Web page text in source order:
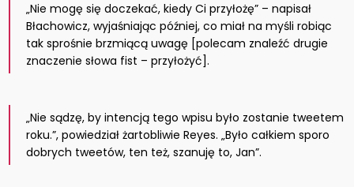
„Nie mogę się doczekać, kiedy Ci przyłożę” – napisał
Błachowicz, wyjaśniającpóźniej, co miał na myśli robiąc
tak sprośnie brzmiącą uwagę [polecam znaleźć drugie
znaczenie słowa fist – przyłożyć].
„Nie sądzę, by intencją tego wpisu było zostanie tweetem
roku.”, powiedział żartobliwie Reyes. „Było całkiem sporo
dobrych tweetów, ten też, szanuję to, Jan”.